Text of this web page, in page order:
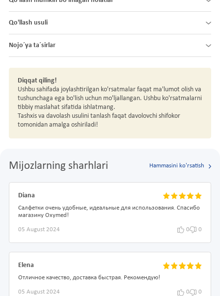
Qo'llash usuli
Nojo´ya ta´sirlar
Diqqat qiling!
Ushbu sahifada joylashtirilgan ko'rsatmalar faqat ma'lumot olish va
tushunchaga ega bo'lish uchun mo'ljallangan. Ushbu ko'rsatmalarni
tibbiy maslahat sifatida ishlatmang.
Tashxis va davolash usulini tanlash faqat davolovchi shifokor
tomonidan amalga oshiriladi!
Mijozlarning sharhlari Hammasini ko'rsatish
Diana
Салфетки очень удобные, идеальные для использования. Спасибо
магазину Oxymed!
05 August 2024 0 0
Elena
Отличное качество, доставка быстрая. Рекомендую!
05 August 2024 0 0